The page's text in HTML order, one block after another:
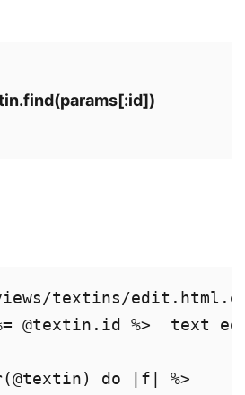
textins/
@textin.id %>  text
do |f| %>